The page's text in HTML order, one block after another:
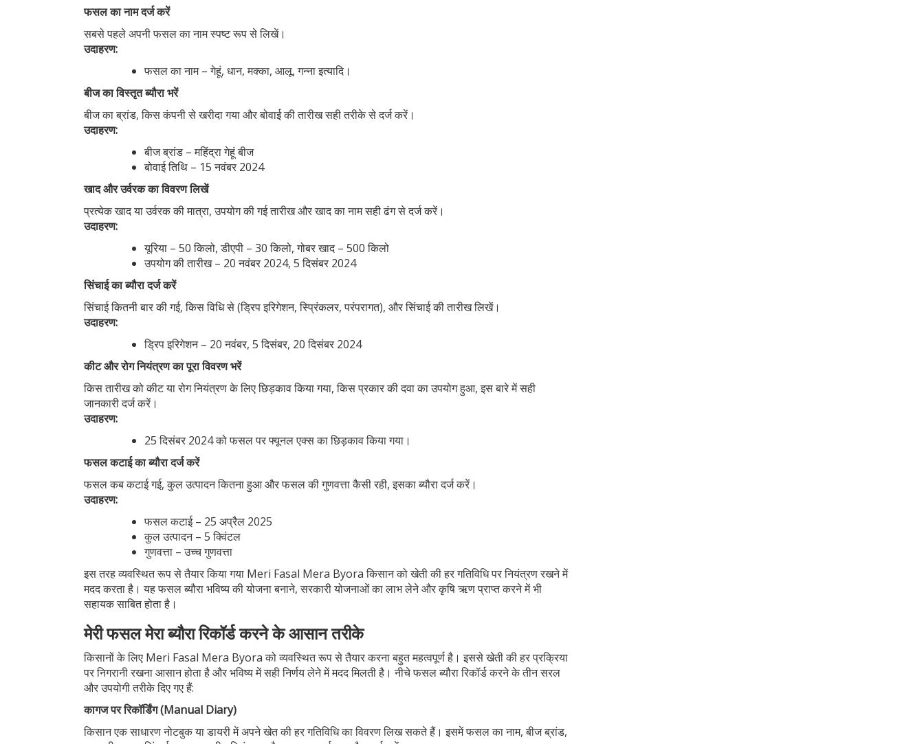
फसल का नाम दर्ज करें
सबसे पहले अपनी फसल का नाम स्पष्ट रूप से लिखें।
उदाहरण:
फसल का नाम – गेहूं, धान, मक्का, आलू, गन्ना इत्यादि।
बीज का विस्तृत ब्यौरा भरें
बीज का ब्रांड, किस कंपनी से खरीदा गया और बोवाई की तारीख सही तरीके से दर्ज करें।
उदाहरण:
बीज ब्रांड – महिंद्रा गेहूं बीज
बोवाई तिथि – 15 नवंबर 2024
खाद और उर्वरक का विवरण लिखें
प्रत्येक खाद या उर्वरक की मात्रा, उपयोग की गई तारीख और खाद का नाम सही ढंग से दर्ज करें।
उदाहरण:
यूरिया – 50 किलो, डीएपी – 30 किलो, गोबर खाद – 500 किलो
उपयोग की तारीख – 20 नवंबर 2024, 5 दिसंबर 2024
सिंचाई का ब्यौरा दर्ज करें
सिंचाई कितनी बार की गई, किस विधि से (ड्रिप इरिगेशन, स्प्रिंकलर, परंपरागत), और सिंचाई की तारीख लिखें।
उदाहरण:
ड्रिप इरिगेशन – 20 नवंबर, 5 दिसंबर, 20 दिसंबर 2024
कीट और रोग नियंत्रण का पूरा विवरण भरें
किस तारीख को कीट या रोग नियंत्रण के लिए छिड़काव किया गया, किस प्रकार की दवा का उपयोग हुआ, इस बारे में सही
जानकारी दर्ज करें।
उदाहरण:
25 दिसंबर 2024 को फसल पर फ्यूनल एक्स का छिड़काव किया गया।
फसल कटाई का ब्यौरा दर्ज करें
फसल कब कटाई गई, कुल उत्पादन कितना हुआ और फसल की गुणवत्ता कैसी रही, इसका ब्यौरा दर्ज करें।
उदाहरण:
फसल कटाई – 25 अप्रैल 2025
कुल उत्पादन – 5 क्विंटल
गुणवत्ता – उच्च गुणवत्ता
इस तरह व्यवस्थित रूप से तैयार किया गया Meri Fasal Mera Byora किसान को खेती की हर गतिविधि पर नियंत्रण रखने में
मदद करता है। यह फसल ब्यौरा भविष्य की योजना बनाने, सरकारी योजनाओं का लाभ लेने और कृषि ऋण प्राप्त करने में भी
सहायक साबित होता है।
मेरी फसल मेरा ब्यौरा रिकॉर्ड करने के आसान तरीके
किसानों के लिए Meri Fasal Mera Byora को व्यवस्थित रूप से तैयार करना बहुत महत्वपूर्ण है। इससे खेती की हर प्रक्रिया
पर निगरानी रखना आसान होता है और भविष्य में सही निर्णय लेने में मदद मिलती है। नीचे फसल ब्यौरा रिकॉर्ड करने के तीन सरल
और उपयोगी तरीके दिए गए हैं:
कागज पर रिकॉर्डिंग (Manual Diary)
किसान एक साधारण नोटबुक या डायरी में अपने खेत की हर गतिविधि का विवरण लिख सकते हैं। इसमें फसल का नाम, बीज ब्रांड,